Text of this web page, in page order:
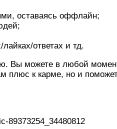
оставаясь оффлайн;
ответах и тд.
Вы можете в любой
плюс к карме, но и
89373254_34480812